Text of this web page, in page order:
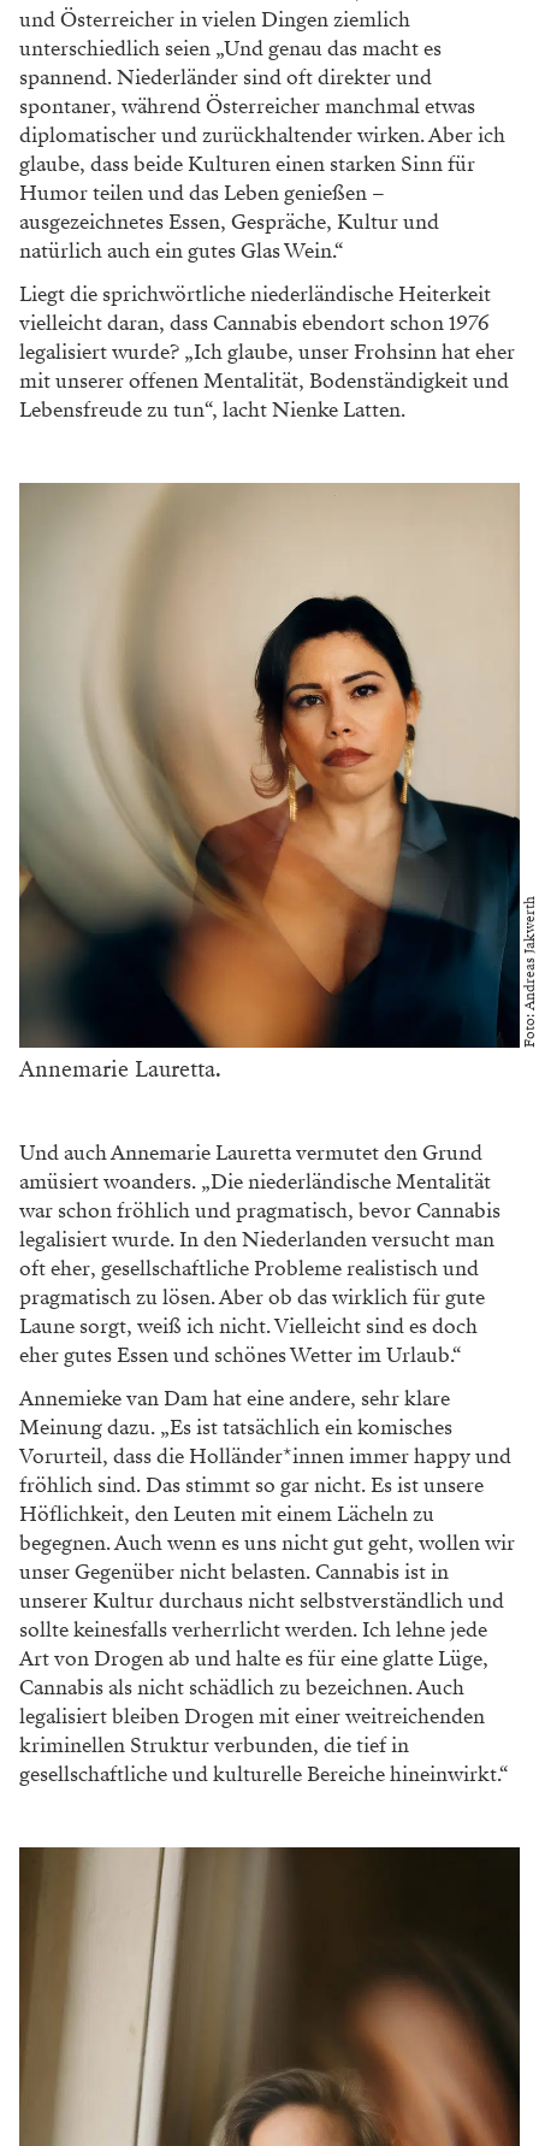
und Österreicher in vielen Dingenziemlich
unterschiedlich seien „Und genaudas macht es
spannend. Niederländer sind oftdirekter und
spontaner, während Österreichermanchmal etwas
diplomatischer und zurückhaltender wirken. Aber ich
glaube, dass beideKulturen einen starken Sinn für
Humor teilenund das Leben genießen –
ausgezeichnetesEssen, Gespräche, Kultur und
natürlich auchein gutes Glas Wein.“
Liegt die sprichwörtliche niederländischeHeiterkeit
vielleicht daran, dass Cannabis ebendort schon 1976
legalisiert wurde? „Ich glaube, unser Frohsinn hat eher
mit unserer offenenMentalität, Bodenständigkeit und
Lebensfreudezu tun“, lacht Nienke Latten.
Foto: Andreas Jakwerth
Annemarie Lauretta.
Und auch Annemarie Lauretta vermutet denGrund
amüsiert woanders. „Die niederländischeMentalität
war schon fröhlich und pragmatisch, bevor Cannabis
legalisiert wurde. In den Niederlanden versucht man
oft eher, gesellschaftliche Probleme realistisch und
pragmatisch zu lösen.Aber ob das wirklich für gute
Laune sorgt, weiß ich nicht. Vielleicht sind es doch
eher gutesEssen und schönes Wetter im Urlaub.“
Annemieke van Dam hat eine andere, sehrklare
Meinung dazu. „Es ist tatsächlich einkomisches
Vorurteil, dass die Holländer*innen immer happy und
fröhlich sind. Das stimmt so gar nicht. Es ist unsere
Höflichkeit, den Leutenmit einem Lächeln zu
begegnen. Auch wenn esuns nicht gut geht, wollen wir
unser Gegenübernicht belasten. Cannabis ist in
unserer Kulturdurchaus nicht selbstverständlich und
solltekeinesfalls verherrlicht werden. Ich lehne jede
Art von Drogen ab und halte es für eine glatteLüge,
Cannabis als nicht schädlich zu bezeichnen.Auch
legalisiert bleiben Drogen mit einer weitreichenden
kriminellen Struktur verbunden, dietief in
gesellschaftliche und kulturelle Bereiche hineinwirkt.“